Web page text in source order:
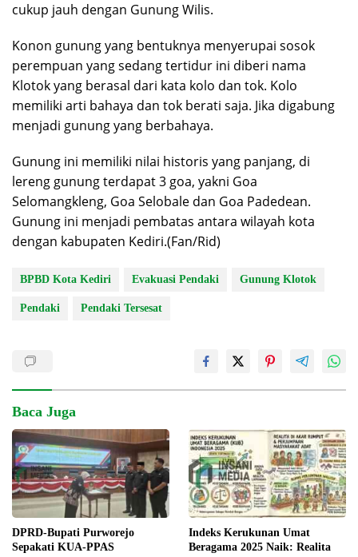
cukup jauh dengan Gunung Wilis.
Konon gunung yang bentuknya menyerupai sosok
perempuan yang sedang tertidur ini diberi nama
Klotok yang berasal dari kata kolo dan tok. Kolo
memiliki arti bahaya dan tok berati saja. Jika digabung
menjadi gunung yang berbahaya.
Gunung ini memiliki nilai historis yang panjang, di
lereng gunung terdapat 3 goa, yakni Goa
Selomangkleng, Goa Selobale dan Goa Padedean.
Gunung ini menjadi pembatas antara wilayah kota
dengan kabupaten Kediri.(Fan/Rid)
BPBD Kota Kediri Evakuasi Pendaki Gunung Klotok
Pendaki Pendaki Tersesat
Baca Juga
DPRD-Bupati Purworejo
Sepakati KUA-PPAS
Indeks Kerukunan Umat
Beragama 2025 Naik: Realita